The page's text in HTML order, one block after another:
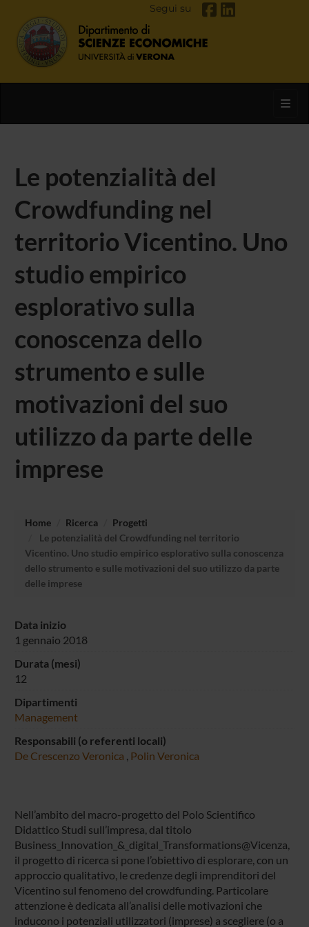
Segui su
Le potenzialità del
Crowdfunding nel
territorio Vicentino. Uno
studio empirico
esplorativo sulla
conoscenza dello
strumento e sulle
motivazioni del suo
utilizzo da parte delle
imprese
Home Ricerca
Progetti
Le potenzialità del Crowdfunding nel territorio
Vicentino. Uno studio empirico esplorativo sulla conoscenza
dello strumento e sulle motivazioni del suo utilizzo da parte
delle imprese
Data inizio
1 gennaio 2018
Durata (mesi)
12
Dipartimenti
Management
Responsabili (o referenti locali)
De Crescenzo Veronica , Polin Veronica
Nell’ambito del macro-progetto del Polo Scientifico
Didattico Studi sull’impresa, dal titolo
Business_Innovation_&_digital_Transformations@Vicenza,
il progetto di ricerca si pone l’obiettivo di esplorare, con un
approccio qualitativo, le credenze degli imprenditori del
Vicentino sul fenomeno del crowdfunding. Particolare
attenzione è dedicata all’analisi delle motivazioni che
inducono i potenziali utilizzatori (imprese) a scegliere (o a